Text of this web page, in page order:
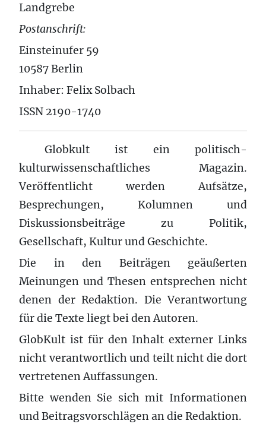
Landgrebe
Postanschrift:
Einsteinufer 59
10587 Berlin
Inhaber: Felix Solbach
ISSN 2190-1740
Globkult ist ein politisch-
kulturwissenschaftliches Magazin.
Veröffentlicht werden Aufsätze,
Besprechungen, Kolumnen und
Diskussionsbeiträge zu Politik,
Gesellschaft, Kultur und Geschichte.
Die in den Beiträgen geäußerten
Meinungen und Thesen entsprechen nicht
denen der Redaktion. Die Verantwortung
für die Texte liegt bei den Autoren.
GlobKult ist für den Inhalt externer Links
nicht verantwortlich und teilt nicht die dort
vertretenen Auffassungen.
Bitte wenden Sie sich mit Informationen
und Beitragsvorschlägen an die Redaktion.